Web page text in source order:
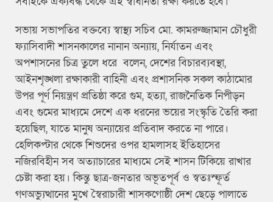
সভায় সভাপতির বক্তব্যে স্বাস্থ্য সচিব মো. কামরুজ্জামান চৌধুরী
ফ্যাসিবাদী শাসনকালের নানান অন্যায়, নির্যাতন এবং
অপশাসনের চিত্র তুলে ধরে বলেন, দেশের বিচারব্যবস্থা,
আইনশৃঙ্খলা রক্ষাকারী বাহিনী এবং প্রশাসনিক সকল কাঠামোর
উপর পূর্ণ নিয়ন্ত্রণ প্রতিষ্ঠা করে গুম, হত্যা, রাজনৈতিক নিপীড়ন
এবং গুমের মাধ্যমে দেশে এক ধরনের ভয়ের সংস্কৃতি তৈরি করা
হয়েছিল, যাতে মানুষ অন্যায়ের প্রতিবাদ করতে না পারে।
হেলিকপ্টার থেকে শিশুদের ওপর হামলাসহ ইতিহাসের
নজিরবিহীন সব অত্যাচারের মাধ্যমে সেই শাসন টিকিয়ে রাখার
চেষ্টা করা হয়। কিন্তু ছাত্র-জনতার অভূতপূর্ব ও স্বতঃস্ফূর্ত
গণঅভ্যুত্থানের মুখে স্বৈরাচারী শাসকগোষ্ঠী দেশ ছেড়ে পালাতে